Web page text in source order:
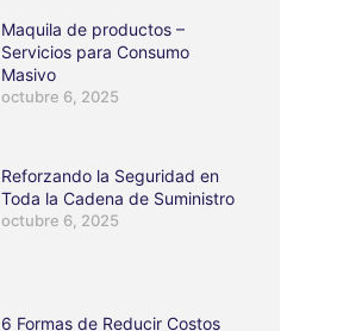
Maquila de productos –
Servicios para Consumo
Masivo
octubre 6, 2025
Reforzando la Seguridad en
Toda la Cadena de Suministro
octubre 6, 2025
6 Formas de Reducir Costos